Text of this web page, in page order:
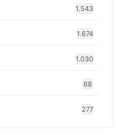
1.543
1.674
1.030
68
277